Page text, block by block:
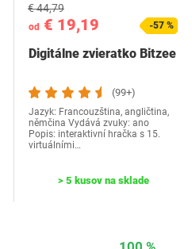
od € 19,19
€ 44,79
-57 %
Digitálne zvieratko Bitzee
(99+)
Jazyk: Francouzština, angličtina,
němčina Vydává zvuky: ano
Popis: interaktivní hračka s 15.
virtuálními…
> 5 kusov na sklade